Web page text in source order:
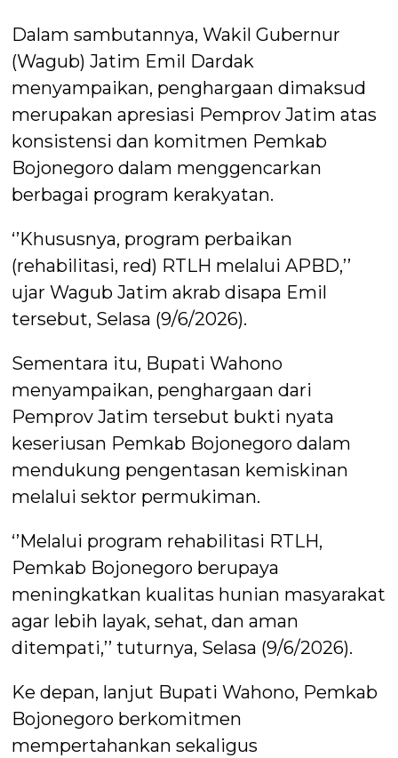
Dalam sambutannya, Wakil Gubernur
(Wagub) Jatim Emil Dardak
menyampaikan, penghargaan dimaksud
merupakan apresiasi Pemprov Jatim atas
konsistensi dan komitmen Pemkab
Bojonegoro dalam menggencarkan
berbagai program kerakyatan.
‘’Khususnya, program perbaikan
(rehabilitasi, red) RTLH melalui APBD,’’
ujar Wagub Jatim akrab disapa Emil
tersebut, Selasa (9/6/2026).
Sementara itu, Bupati Wahono
menyampaikan, penghargaan dari
Pemprov Jatim tersebut bukti nyata
keseriusan Pemkab Bojonegoro dalam
mendukung pengentasan kemiskinan
melalui sektor permukiman.
‘’Melalui program rehabilitasi RTLH,
Pemkab Bojonegoro berupaya
meningkatkan kualitas hunian masyarakat
agar lebih layak, sehat, dan aman
ditempati,’’ tuturnya, Selasa (9/6/2026).
Ke depan, lanjut Bupati Wahono, Pemkab
Bojonegoro berkomitmen
mempertahankan sekaligus